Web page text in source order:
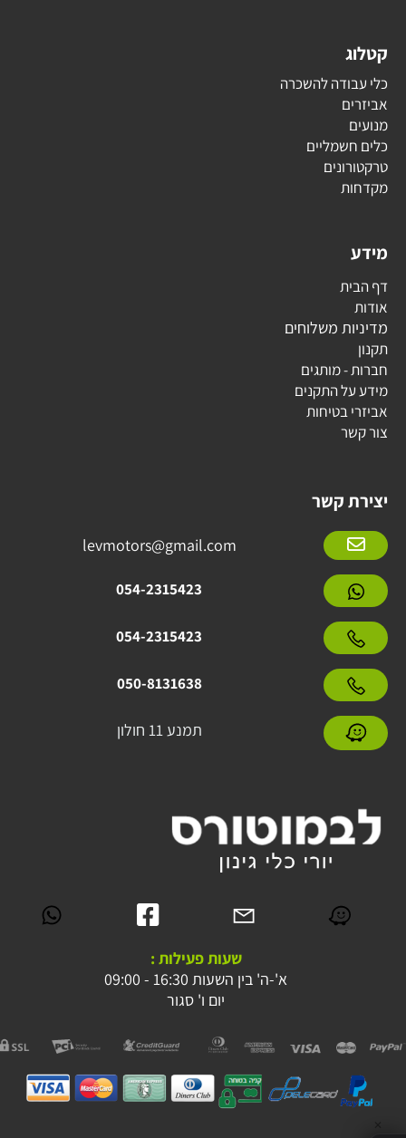
קטלוג
כלי עבודה להשכרה
אביזרים
מנועים
כלים חשמליים
טרקטורונים
מקדחות
מידע
דף הבית
אודות
מדיניות משלוחים
תקנון
חברות - מותגים
מידע על התקנים
אביזרי בטיחות
צור קשר
יצירת קשר
levmotors@gmail.com
054-2315423
054-2315423
050-8131638
תמנע 11 חולון
שעות פעילות :
א'-ה' בין השעות 16:30 - 09:00
יום ו' סגור